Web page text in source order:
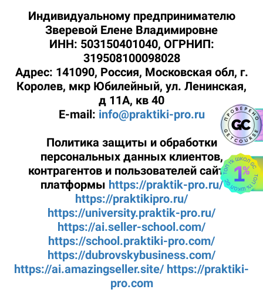
Индивидуальному предпринимателю
Зверевой Елене Владимировне
ИНН: 503150401040, ОГРНИП:
319508100098028
Адрес: 141090, Россия, Московская обл, г.
Королев, мкр Юбилейный, ул. Ленинская,
д 11А, кв 40
E-mail: info@praktiki-pro.ru
Политика защиты и обработки
персональных данных клиентов,
контрагентов и пользователей сайта/
платформы https://praktik-pro.ru/
https://praktikipro.ru/
https://university.praktik-pro.ru/
https://ai.seller-school.com/
https://school.praktiki-pro.com/
https://dubrovskybusiness.com/
https://ai.amazingseller.site/ https://praktiki-
pro.com